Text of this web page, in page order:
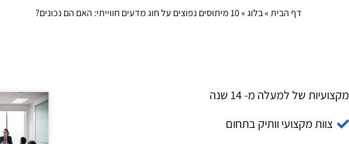
דף הבית»בלוג»10 מיתוסים נפוצים על חוג מדעים חווייתי: האם הם נכונים?
מקצועיות של למעלה מ- 14 שנה
צוות מקצועי וותיק בתחום